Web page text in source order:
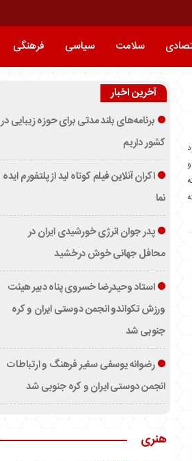
سلامت سیاسی فرهنگی
آخرین اخبار
برنامه‌های بلند مدتی برای حوزه زیبایی در
کشور داریم
اکران آنلاین فیلم کوتاه لید از پلتفورم ایده
نما
پدر جوان انرژی خورشیدی ایران در
محافل جهانی خوش درخشید
استاد وحیدرضا خسروی پناه دبیر هیئت
ورزش تکواندو انجمن دوستی ایران و کره
جنوبی شد
رضوانه یوسفی سفیر فرهنگ و ارتباطات
انجمن دوستی ایران و کره جنوبی شد
هنری